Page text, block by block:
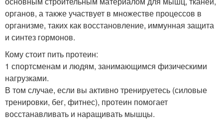
органов, а также участвует в множестве процессов в
организме, таких как восстановление, иммунная защита
и синтез гормонов.
Кому стоит пить протеин:
1 спортсменам и людям, занимающимся физическими
нагрузками.
В том случае, если вы активно тренируетесь (силовые
тренировки, бег, фитнес), протеин помогает
восстанавливать и наращивать мышцы.